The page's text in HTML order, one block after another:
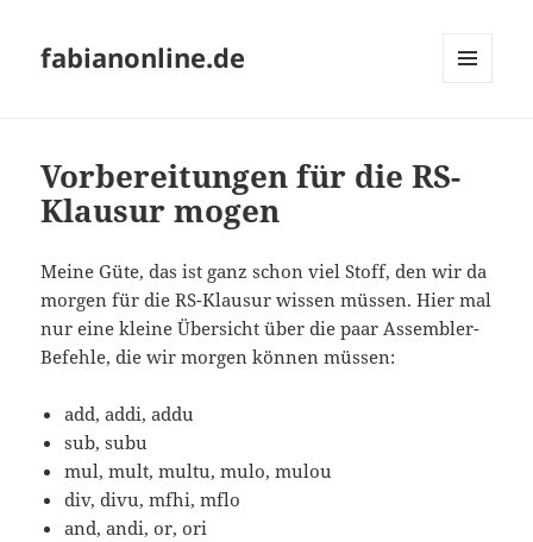
fabianonline.de
Vorbereitungen für die RS-
Klausur mogen
Meine Güte, das ist ganz schon viel Stoff, den wir da
morgen für die RS-Klausur wissen müssen. Hier mal
nur eine kleine Übersicht über die paar Assembler-
Befehle, die wir morgen können müssen:
add, addi, addu
sub, subu
mul, mult, multu, mulo, mulou
div, divu, mfhi, mflo
and, andi, or, ori